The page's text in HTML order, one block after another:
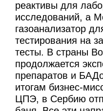
реактивы для
исследований, а
газоанализатор
тестирования на
тесты. В страны
продолжается
препаратов и
итогам бизнес-
ЦПЭ, в Сербию